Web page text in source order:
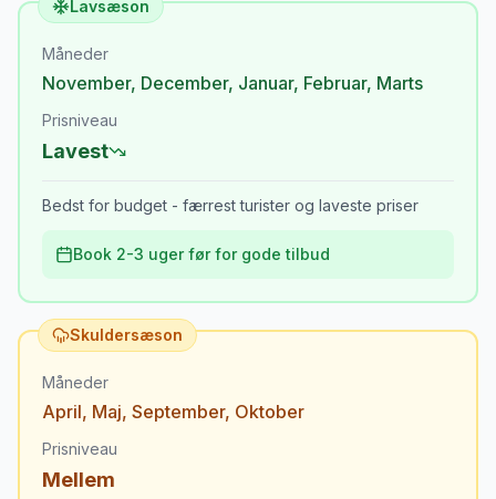
Lavsæson
Måneder
November, December, Januar, Februar, Marts
Prisniveau
Lavest
Bedst for budget - færrest turister og laveste priser
Book 2-3 uger før for gode tilbud
Skuldersæson
Måneder
April, Maj, September, Oktober
Prisniveau
Mellem